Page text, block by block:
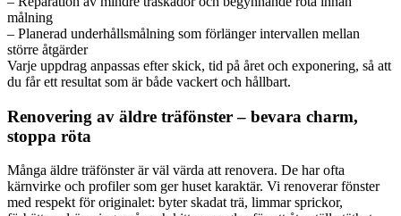
målning
– Planerad underhållsmålning som förlänger intervallen mellan
större åtgärder
Varje uppdrag anpassas efter skick, tid på året och exponering, så att
du får ett resultat som är både vackert och hållbart.
Renovering av äldre träfönster – bevara charm,
stoppa röta
Många äldre träfönster är väl värda att renovera. De har ofta
kärnvirke och profiler som ger huset karaktär. Vi renoverar fönster
med respekt för originalet: byter skadat trä, limmar sprickor,